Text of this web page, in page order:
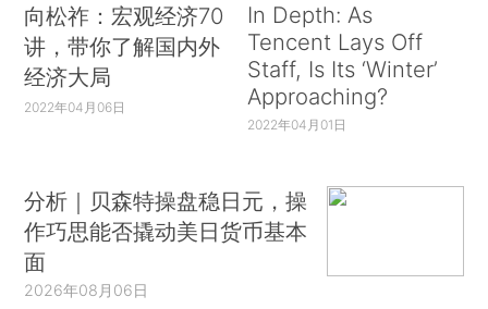
向松祚：宏观经济70
讲，带你了解国内外
经济大局
2022年04月06日
In Depth: As
Tencent Lays Off
Staff, Is Its ‘Winter’
Approaching?
2022年04月01日
分析｜贝森特操盘稳日元，操
作巧思能否撬动美日货币基本
面
2026年08月06日